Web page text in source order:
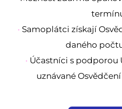
• Samoplátci získají
daného
• Účastníci s podporou
uznávané